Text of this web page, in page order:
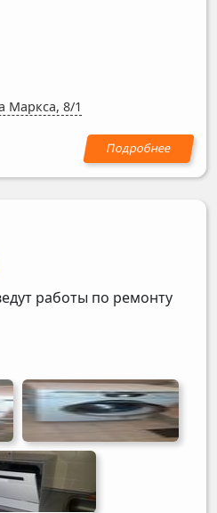
Маркса, 8/1
работы по ремонту